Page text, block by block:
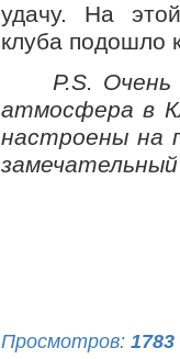
удачу. На
клуба подошло
P.S.
атмосфера в
настроены на
Просмотров: 1783